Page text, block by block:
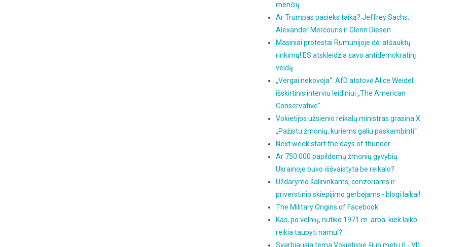
menčių
Ar Trumpas pasieks taiką? Jeffrey Sachs,
Alexander Mercouris ir Glenn Diesen
Masiniai protestai Rumunijoje dėl atšauktų
rinkimų! ES atskleidžia savo antidemokratinį
veidą.
„Vergai nekovoja“: AfD atstovė Alice Weidel
išskirtinis interviu leidiniui „The American
Conservative"
Vokietijos užsienio reikalų ministras grasina X:
„Pažįstu žmonių, kuriems galiu paskambinti“
Next week start the days of thunder
Ar 750 000 papildomų žmonių gyvybių
Ukrainoje buvo iššvaistyta be reikalo?
Uždarymo šalininkams, cenzoriams ir
priverstinio skiepijimo gerbėjams - blogi laikai!
The Military Origins of Facebook
Kas, po velnių, nutiko 1971 m. arba: kiek laiko
reikia taupyti namui?
Svarbiausia tema Vokietijoje šiuo metu (I - VI)